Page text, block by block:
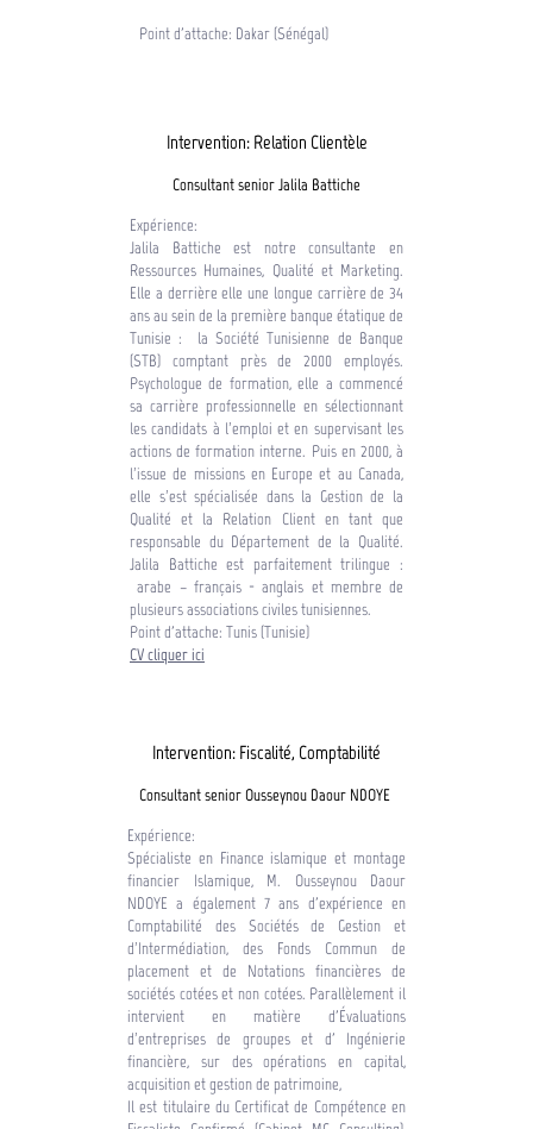
Point d'attache: Dakar (Sénégal)
Intervention: Relation Clientèle
Consultant senior Jalila Battiche
Expérience:
Jalila Battiche est notre consultante en
Ressources Humaines, Qualité et Marketing.
Elle a derrière elle une longue carrière de 34
ans au sein de la première banque étatique de
Tunisie : la Société Tunisienne de Banque
(STB) comptant près de 2000 employés.
Psychologue de formation, elle a commencé
sa carrière professionnelle en sélectionnant
les candidats à l’emploi et en supervisant les
actions de formation interne. Puis en 2000, à
l’issue de missions en Europe et au Canada,
elle s’est spécialisée dans la Gestion de la
Qualité et la Relation Client en tant que
responsable du Département de la Qualité.
Jalila Battiche est parfaitement trilingue :
arabe – français - anglais et membre de
plusieurs associations civiles tunisiennes.
Point d'attache: Tunis (Tunisie)
CVcliquerici
Intervention: Fiscalité, Comptabilité
Consultant senior Ousseynou Daour NDOYE
Expérience:
Spécialiste en Finance islamique et montage
financier Islamique, M. Ousseynou Daour
NDOYE a également 7 ans d'expérience en
Comptabilité des Sociétés de Gestion et
d’Intermédiation, des Fonds Commun de
placement et de Notations financières de
sociétés cotées et non cotées. Parallèlement il
intervient en matière d'Évaluations
d’entreprises de groupes et d' Ingénierie
financière, sur des opérations en capital,
acquisition et gestion de patrimoine,
Il est titulaire du Certificat de Compétence en